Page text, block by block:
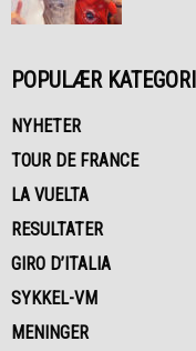
POPULÆR KATEGORI
NYHETER
TOUR DE FRANCE
LA VUELTA
RESULTATER
GIRO D’ITALIA
SYKKEL-VM
MENINGER